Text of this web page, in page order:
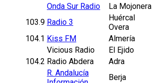
Onda Sur Radio
La Mojonera
103.9 Radio 3
Huércal
Overa
104.1 Kiss FM Almería
Vicious Radio
El Ejido
104.2 Radio Abdera Adra
R. Andalucía
Berja